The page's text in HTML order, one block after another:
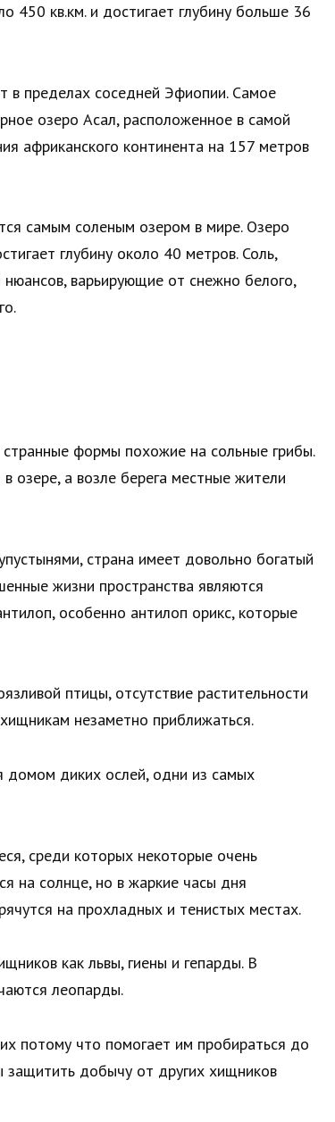
450 кв.км. и достигает глубину больше 36
в пределах соседней Эфиопии. Самое
озеро Асал, расположенное в самой
африканского континента на 157 метров
самым соленым озером в мире. Озеро
глубину около 40 метров. Соль,
варьирующие от снежно белого,
странные формы похожие на сольные грибы.
озере, а возле берега местные жители
страна имеет довольно богатый
жизни пространства являются
особенно антилоп орикс, которые
птицы, отсутствие растительности
незаметно приближаться.
домом диких ослей, одни из самых
среди которых некоторые очень
на солнце, но в жаркие часы дня
на прохладных и тенистых местах.
как львы, гиены и гепарды. В
леопарды.
потому что помогает им пробираться до
добычу от других хищников